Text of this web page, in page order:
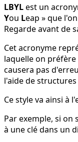
LBYLest un
You Leap » que
Regarde avant de
Cet acronyme
laquelle on
causera pas
l'aide de
Ce style va ainsi à
Par exemple, si on
à une clé dans un